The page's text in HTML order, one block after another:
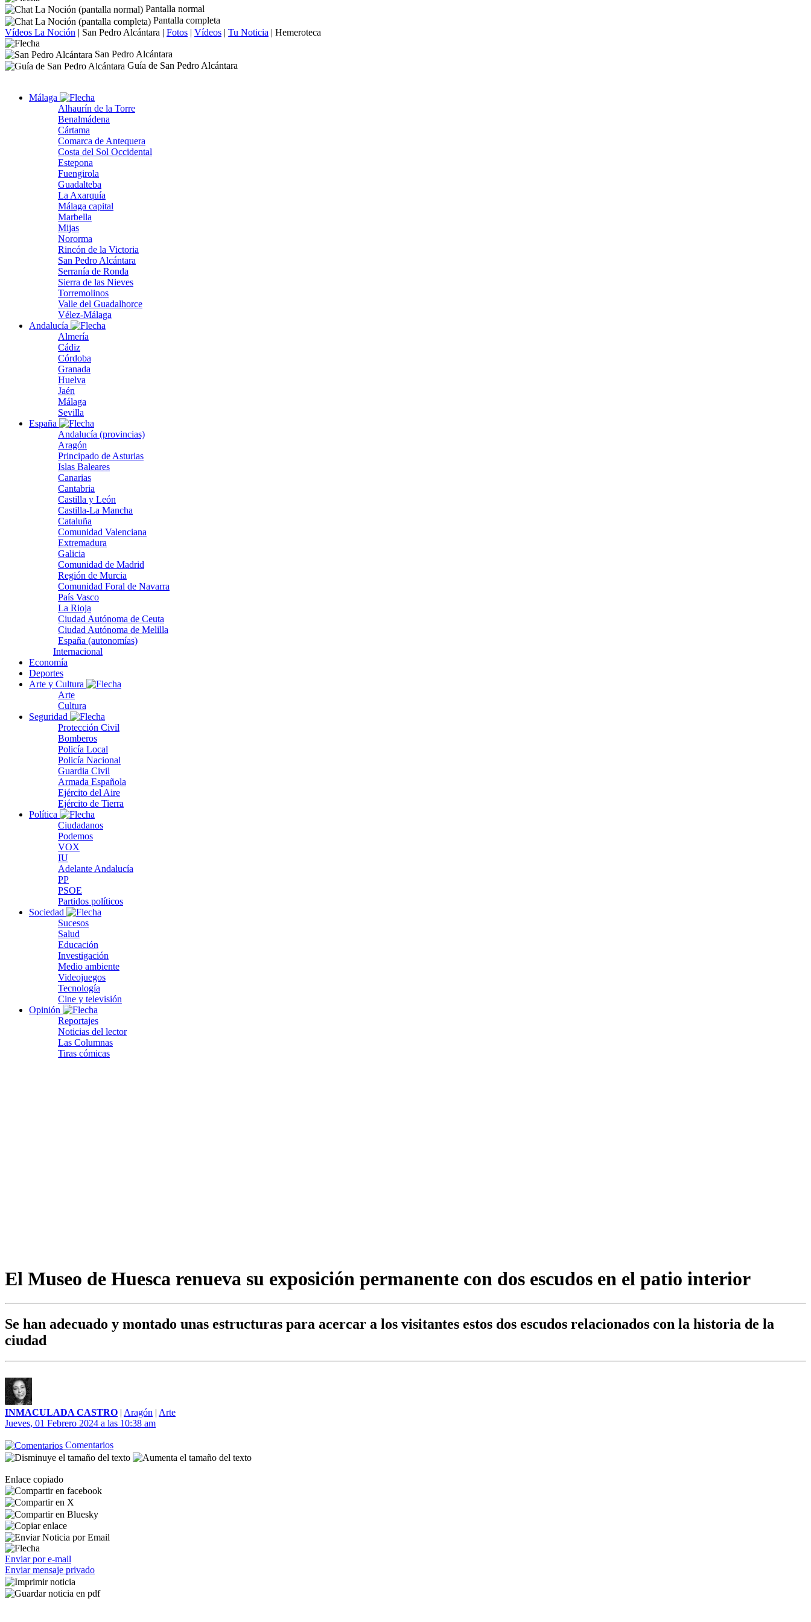
Pantalla normal
Pantalla completa
Vídeos La Noción | San Pedro Alcántara | Fotos | Vídeos | Tu Noticia | Hemeroteca
San Pedro Alcántara
Guía de San Pedro Alcántara
Málaga
Alhaurín de la Torre
Benalmádena
Cártama
Comarca de Antequera
Costa del Sol Occidental
Estepona
Fuengirola
Guadalteba
La Axarquía
Málaga capital
Marbella
Mijas
Nororma
Rincón de la Victoria
San Pedro Alcántara
Serranía de Ronda
Sierra de las Nieves
Torremolinos
Valle del Guadalhorce
Vélez-Málaga
Andalucía
Almería
Cádiz
Córdoba
Granada
Huelva
Jaén
Málaga
Sevilla
España
Andalucía (provincias)
Aragón
Principado de Asturias
Islas Baleares
Canarias
Cantabria
Castilla y León
Castilla-La Mancha
Cataluña
Comunidad Valenciana
Extremadura
Galicia
Comunidad de Madrid
Región de Murcia
Comunidad Foral de Navarra
País Vasco
La Rioja
Ciudad Autónoma de Ceuta
Ciudad Autónoma de Melilla
España (autonomías)
Internacional
Economía
Deportes
Arte y Cultura
Arte
Cultura
Seguridad
Protección Civil
Bomberos
Policía Local
Policía Nacional
Guardia Civil
Armada Española
Ejército del Aire
Ejército de Tierra
Política
Ciudadanos
Podemos
VOX
IU
Adelante Andalucía
PP
PSOE
Partidos políticos
Sociedad
Sucesos
Salud
Educación
Investigación
Medio ambiente
Videojuegos
Tecnología
Cine y televisión
Opinión
Reportajes
Noticias del lector
Las Columnas
Tiras cómicas
El Museo de Huesca renueva su exposición permanente con dos escudos en el patio interior
Se han adecuado y montado unas estructuras para acercar a los visitantes estos dos escudos relacionados con la historia de la
ciudad
INMACULADA CASTRO | Aragón | Arte
Jueves, 01 Febrero 2024 a las 10:38 am
Comentarios
Enlace copiado
Enviar por e-mail
Enviar mensaje privado